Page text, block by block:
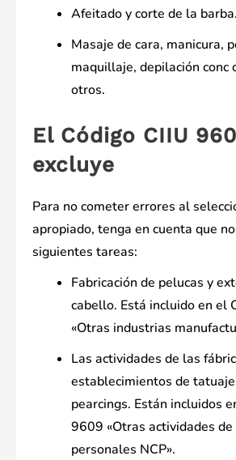
Afeitado y corte de la barba.
Masaje de cara, manicura,
maquillaje, depilación conc
otros.
El Código CIIU
excluye
Para no cometer errores al
apropiado, tenga en cuenta que
siguientes tareas:
Fabricación de pelucas y
cabello. Está incluido en el
«Otras industrias
Las actividades de las
establecimientos de
pearcings. Están incluidos
9609 «Otras actividades de
personales NCP».